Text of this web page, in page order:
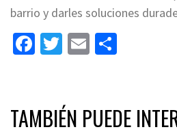
barrio y darles soluciones
Facebook
Twitter
Email
TAMBIÉN PUEDE